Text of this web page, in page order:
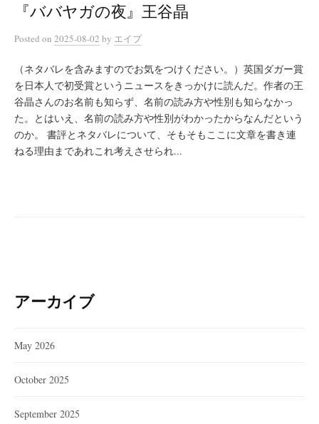
『ババヤガの夜』王谷晶
Posted on 2025-08-02 by エイプ
（ネタバレを含みますのでお気をつけください。）英国ダガー賞
を日本人で初受賞というニュースをきっかけに読んだ。作者の王
谷晶さんのお名前も知らず、名前の読み方や性別も知らなかっ
た。とはいえ、名前の読み方や性別がわかったからなんだという
のか。 書評とネタバレについて、そもそもここに文章を書き連
ねる理由まであれこれ考えさせられ...
アーカイブ
May 2026
October 2025
September 2025